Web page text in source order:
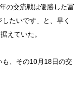
の交流戦は優勝した冨
たいです」と、早く
えていた。
、その10月18日の交